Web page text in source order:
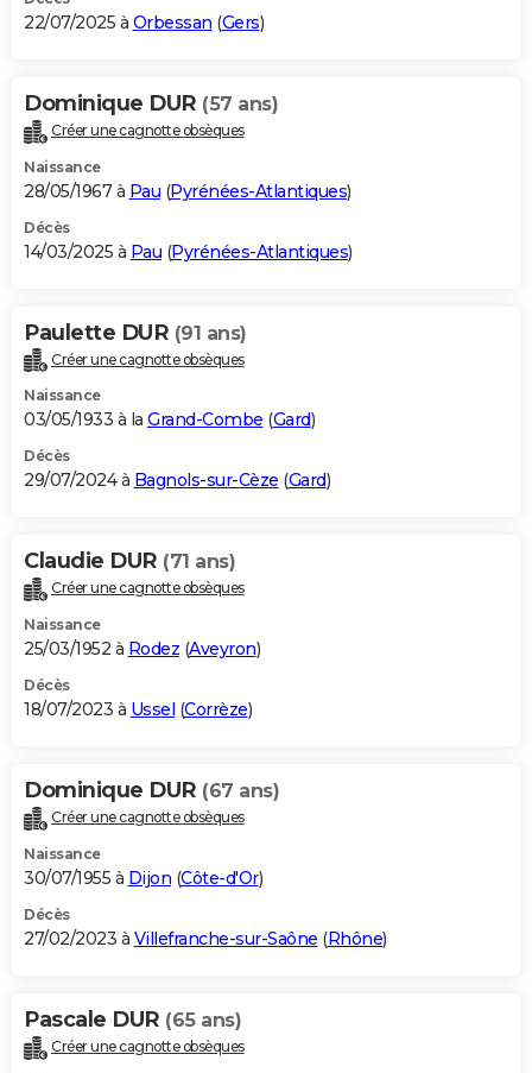
22/07/2025 à Orbessan (Gers)
Dominique DUR (57 ans)
Créer une cagnotte obsèques
Naissance
28/05/1967 à Pau (Pyrénées-Atlantiques)
Décès
14/03/2025 à Pau (Pyrénées-Atlantiques)
Paulette DUR (91 ans)
Créer une cagnotte obsèques
Naissance
03/05/1933 à la Grand-Combe (Gard)
Décès
29/07/2024 à Bagnols-sur-Cèze (Gard)
Claudie DUR (71 ans)
Créer une cagnotte obsèques
Naissance
25/03/1952 à Rodez (Aveyron)
Décès
18/07/2023 à Ussel (Corrèze)
Dominique DUR (67 ans)
Créer une cagnotte obsèques
Naissance
30/07/1955 à Dijon (Côte-d'Or)
Décès
27/02/2023 à Villefranche-sur-Saône (Rhône)
Pascale DUR (65 ans)
Créer une cagnotte obsèques